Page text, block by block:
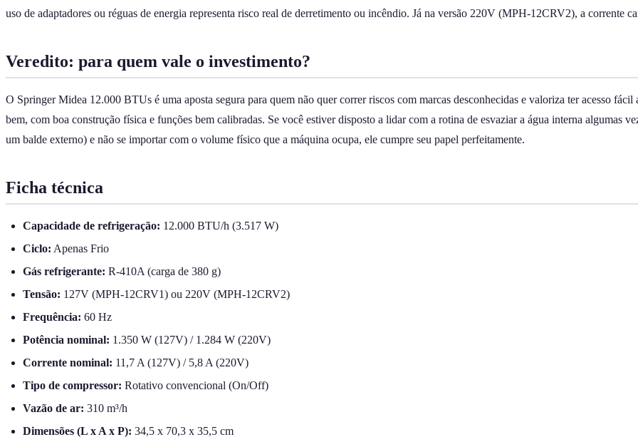
uso de adaptadores ou réguas de energia representa risco real de derretimento ou incêndio. Já na versão 220V (MPH-12CRV2), a corrente
Veredito: para quem vale o investimento?
O Springer Midea 12.000 BTUs é uma aposta segura para quem não quer correr riscos com marcas desconhecidas e valoriza ter acesso
bem, com boa construção física e funções bem calibradas. Se você estiver disposto a lidar com a rotina de esvaziar a água interna algumas
um balde externo) e não se importar com o volume físico que a máquina ocupa, ele cumpre seu papel perfeitamente.
Ficha técnica
Capacidade de refrigeração: 12.000 BTU/h (3.517 W)
Ciclo: Apenas Frio
Gás refrigerante: R-410A (carga de 380 g)
Tensão: 127V (MPH-12CRV1) ou 220V (MPH-12CRV2)
Frequência: 60 Hz
Potência nominal: 1.350 W (127V) / 1.284 W (220V)
Corrente nominal: 11,7 A (127V) / 5,8 A (220V)
Tipo de compressor: Rotativo convencional (On/Off)
Vazão de ar: 310 m³/h
Dimensões (L x A x P): 34,5 x 70,3 x 35,5 cm